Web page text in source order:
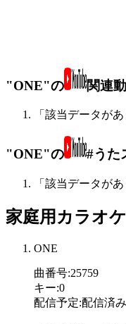
"ONE"の 関連
「該当データがあ
"ONE"の #うた
「該当データがあ
家庭用カラオケ
ONE
曲番号:25759
キー:0
配信予定:配信済み